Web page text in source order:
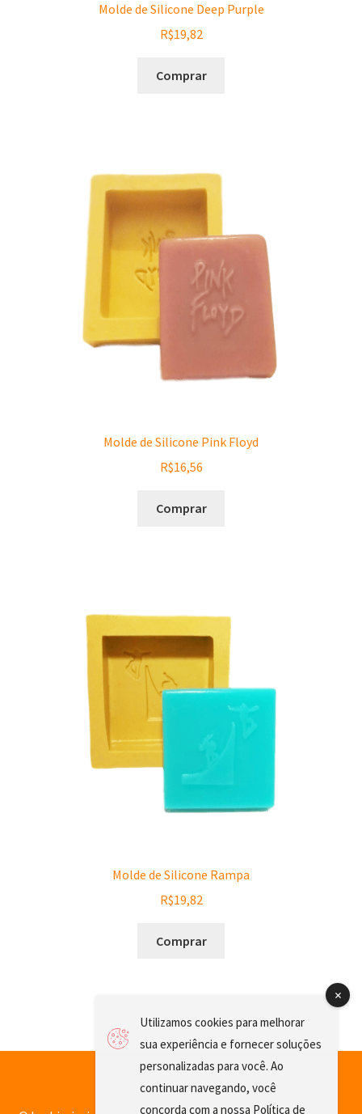
Molde de Silicone Deep Purple
R$19,82
Comprar
Molde de Silicone Pink Floyd
R$16,56
Comprar
Molde de Silicone Rampa
R$19,82
Comprar
Utilizamos cookies para melhorar
sua experiência e fornecer soluções
personalizadas para você. Ao
continuar navegando, você
concorda com a nossa Política de